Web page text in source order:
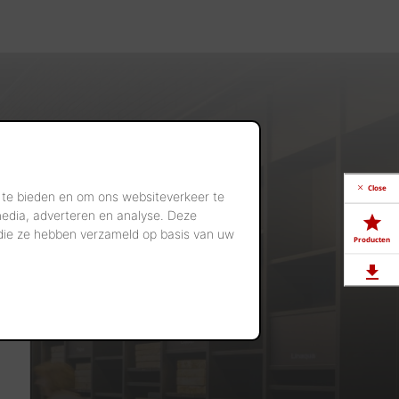
bieden en om ons websiteverkeer te
adverteren en analyse. Deze
ze hebben verzameld op basis van uw
Close
Producten